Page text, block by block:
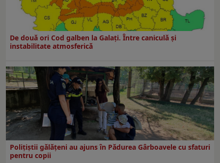
De două ori Cod galben la Galaţi. Între caniculă şi
instabilitate atmosferică
Polițiștii gălățeni au ajuns în Pădurea Gârboavele cu sfaturi
pentru copii